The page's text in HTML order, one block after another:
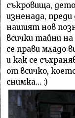
съкровища,
изненада,
нашият нов
всички тайни
се прави младо
и как се
от всичко,
снимка… :)